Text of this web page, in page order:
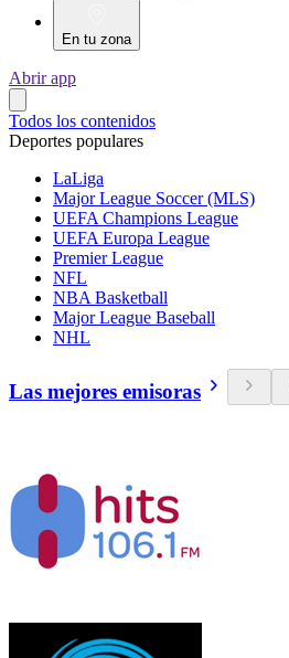
En tu zona
Abrir app
Todos los contenidos
Deportes populares
LaLiga
Major League Soccer (MLS)
UEFA Champions League
UEFA Europa League
Premier League
NFL
NBA Basketball
Major League Baseball
NHL
Las mejores emisoras